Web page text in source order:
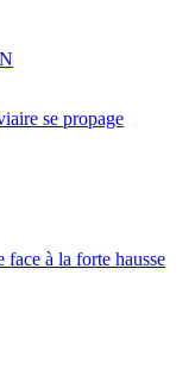
se propage
à la forte hausse